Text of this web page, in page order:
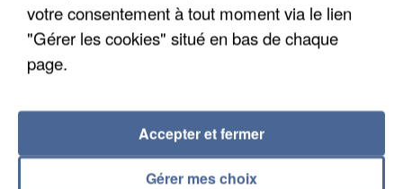
votre consentement à tout moment via le lien
"Gérer les cookies" situé en bas de chaque
page.
Gérer mes choix
Accepter et fermer